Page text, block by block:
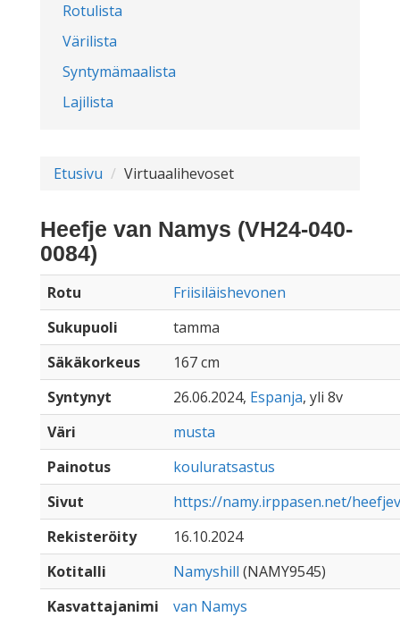
Rotulista
Värilista
Syntymämaalista
Lajilista
Etusivu Virtuaalihevoset
Heefje van Namys (VH24-040-
0084)
Rotu
Friisiläishevonen
Sukupuoli
tamma
Säkäkorkeus
167 cm
Syntynyt
26.06.2024, Espanja, yli 8v
Väri
musta
Painotus
kouluratsastus
Sivut
https://namy.irppasen.net/
Rekisteröity
16.10.2024
Kotitalli
Namyshill (NAMY9545)
Kasvattajanimi
van Namys